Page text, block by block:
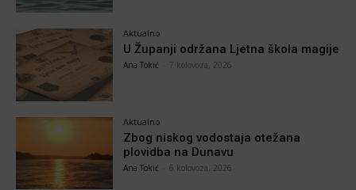
Aktualno
U Županji održana Ljetna škola magije
Ana Tokić 7 kolovoza, 2026
Aktualno
Zbog niskog vodostaja otežana
plovidba na Dunavu
Ana Tokić 6 kolovoza, 2026